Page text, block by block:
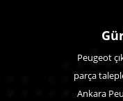
Peugeot
parça
Ankara